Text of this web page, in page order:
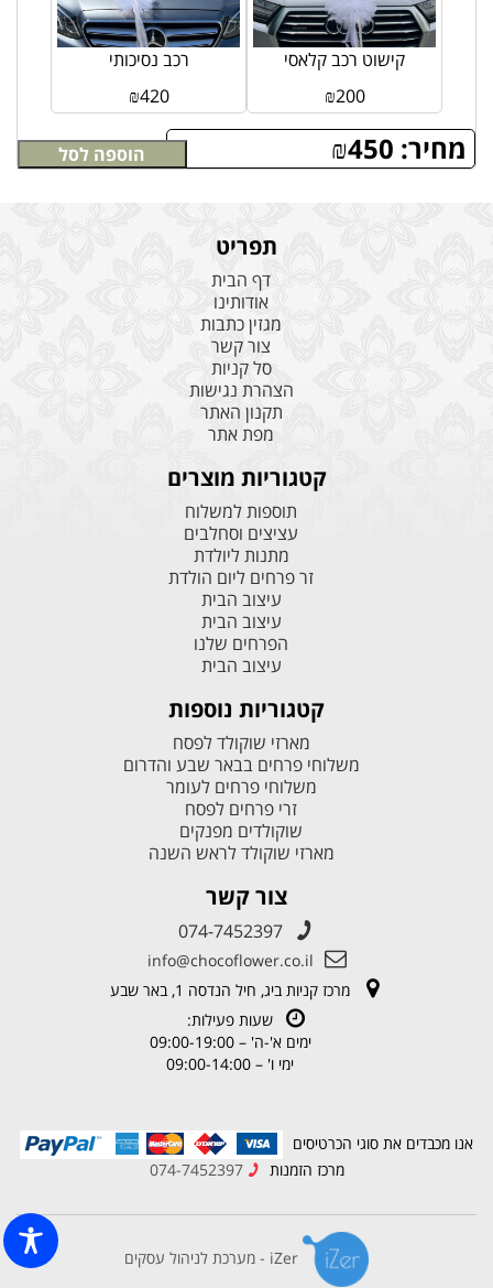
מחיר: ₪450 הוספה לסל
רכב נסיכותי
₪420
קישוט רכב קלאסי
₪200
תפריט
דף הבית
אודותינו
מגזין כתבות
צור קשר
סל קניות
הצהרת נגישות
תקנון האתר
מפת אתר
קטגוריות מוצרים
תוספות למשלוח
עציצים וסחלבים
מתנות ליולדת
זר פרחים ליום הולדת
עיצוב הבית
עיצוב הבית
הפרחים שלנו
עיצוב הבית
קטגוריות נוספות
מארזי שוקולד לפסח
משלוחי פרחים בבאר שבע והדרום
משלוחי פרחים לעומר
זרי פרחים לפסח
שוקולדים מפנקים
מארזי שוקולד לראש השנה
צור קשר
074-7452397
info@chocoflower.co.il
מרכז קניות ביג, חיל הנדסה 1, באר שבע
שעות פעילות:
ימים א'-ה' – 09:00-19:00
ימי ו' – 09:00-14:00
אנו מכבדים את סוגי הכרטיסים
מרכז הזמנות
074-7452397
iZer - מערכת לניהול עסקים